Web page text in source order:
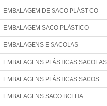
EMBALAGEM DE SACO PLÁSTICO
EMBALAGEM SACO PLÁSTICO
EMBALAGENS E SACOLAS
EMBALAGENS PLÁSTICAS SACOLAS
EMBALAGENS PLÁSTICAS SACOS
EMBALAGENS SACO BOLHA